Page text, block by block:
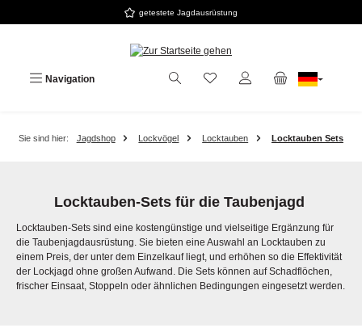
getestete Jagdausrüstung
Navigation
Sie sind hier: Jagdshop Lockvögel Locktauben Locktauben Sets
Locktauben-Sets für die Taubenjagd
Locktauben-Sets sind eine kostengünstige und vielseitige Ergänzung für
die Taubenjagdausrüstung. Sie bieten eine Auswahl an Locktauben zu
einem Preis, der unter dem Einzelkauf liegt, und erhöhen so die Effektivität
der Lockjagd ohne großen Aufwand. Die Sets können auf Schadflöchen,
frischer Einsaat, Stoppeln oder ähnlichen Bedingungen eingesetzt werden.